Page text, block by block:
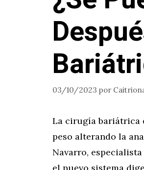
03/10/2023 por
La cirugía bariátrica
peso alterando la
Navarro, especialista
el nuevo sistema